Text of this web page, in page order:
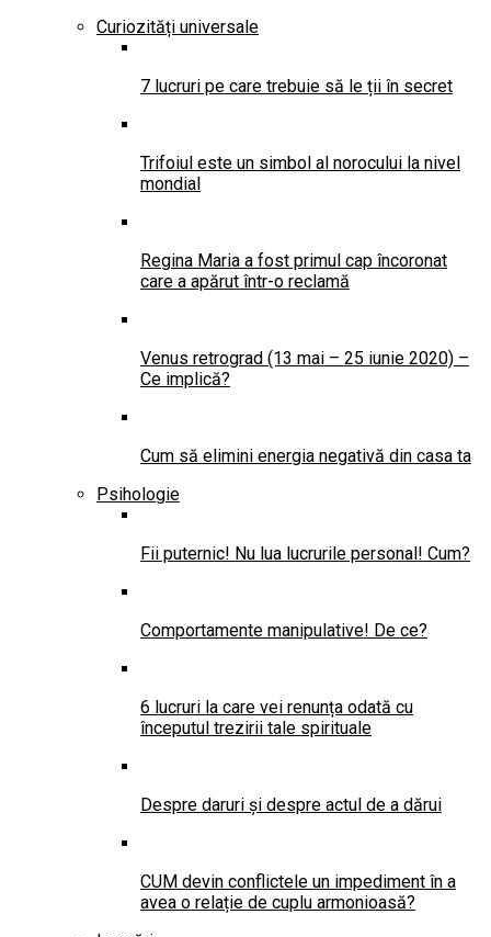
Curiozități universale
7 lucruri pe care trebuie să le ții în secret
Trifoiul este un simbol al norocului la nivel
mondial
Regina Maria a fost primul cap încoronat
care a apărut într-o reclamă
Venus retrograd (13 mai – 25 iunie 2020) –
Ce implică?
Cum să elimini energia negativă din casa ta
Psihologie
Fii puternic! Nu lua lucrurile personal! Cum?
Comportamente manipulative! De ce?
6 lucruri la care vei renunța odată cu
începutul trezirii tale spirituale
Despre daruri și despre actul de a dărui
CUM devin conflictele un impediment în a
avea o relație de cuplu armonioasă?